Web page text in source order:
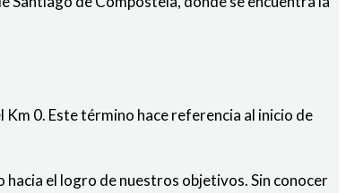
0. Este término hace referencia al inicio de
hacia el logro de nuestros objetivos. Sin conocer